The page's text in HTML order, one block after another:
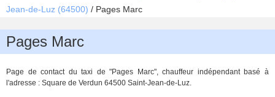
Jean-de-Luz (64500) / Pages Marc
Pages Marc
Page de contact du taxi de "Pages Marc", chauffeur indépendant basé à
l'adresse : Square de Verdun 64500 Saint-Jean-de-Luz.